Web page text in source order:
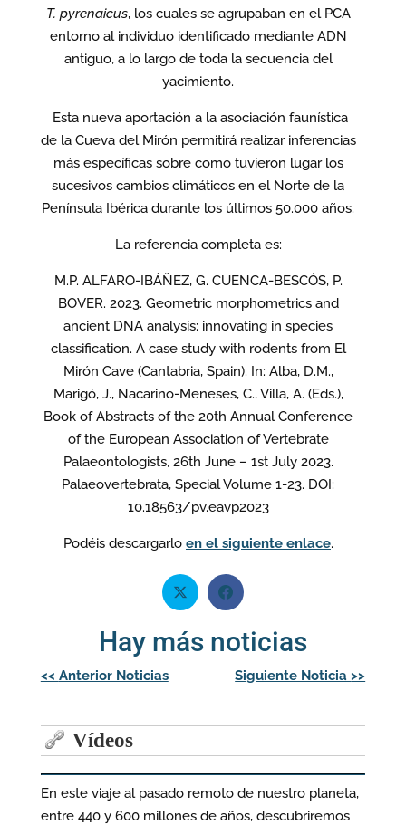
T. pyrenaicus, los cuales se agrupaban en el PCA
entorno al individuo identificado mediante ADN
antiguo, a lo largo de toda la secuencia del
yacimiento.
Esta nueva aportación a la asociación faunística
de la Cueva del Mirón permitirá realizar inferencias
más específicas sobre como tuvieron lugar los
sucesivos cambios climáticos en el Norte de la
Península Ibérica durante los últimos 50.000 años.
La referencia completa es:
M.P. ALFARO-IBÁÑEZ, G. CUENCA-BESCÓS, P.
BOVER. 2023. Geometric morphometrics and
ancient DNA analysis: innovating in species
classification. A case study with rodents from El
Mirón Cave (Cantabria, Spain). In: Alba, D.M.,
Marigó, J., Nacarino-Meneses, C., Villa, A. (Eds.),
Book of Abstracts of the 20th Annual Conference
of the European Association of Vertebrate
Palaeontologists, 26th June – 1st July 2023.
Palaeovertebrata, Special Volume 1-23. DOI:
10.18563/pv.eavp2023
Podéis descargarlo en el siguiente enlace.
Hay más noticias
Navegación
de
<< Anterior Noticias Siguiente Noticia >>
Vídeos
En este viaje al pasado remoto de nuestro planeta,
entre 440 y 600 millones de años, descubriremos